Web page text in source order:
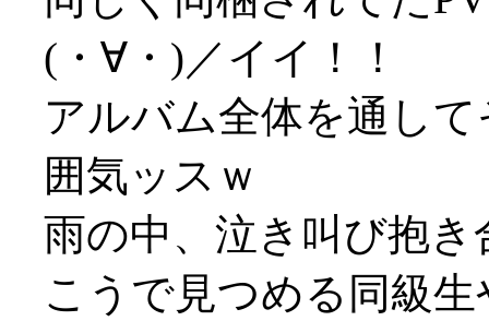
(・∀・)／イイ！！
アルバム全体を通し
囲気ッスｗ
雨の中、泣き叫び抱
こうで見つめる同級